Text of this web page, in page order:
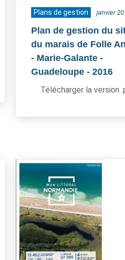
Plans de gestion janvier
Plan de gestion du
du marais de Folle
- Marie-Galante -
Guadeloupe - 2016
Télécharger la version